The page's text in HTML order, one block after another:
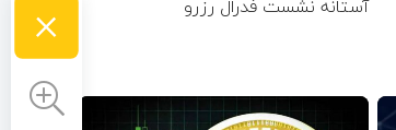
آستانه نشست فدرال رزرو
×